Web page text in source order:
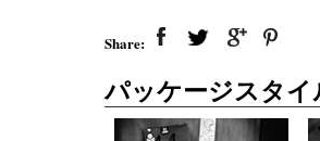
Share:
パッケージスタ